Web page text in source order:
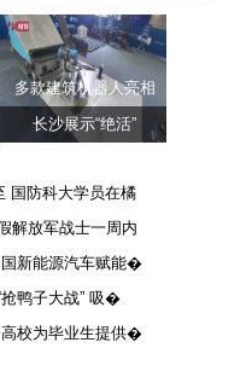
多款建筑机器人亮相
长沙展示“绝活”
国防科大学员在橘
解放军战士一周内
新能源汽车赋能�
鸭子大战” 吸�
校为毕业生提供�